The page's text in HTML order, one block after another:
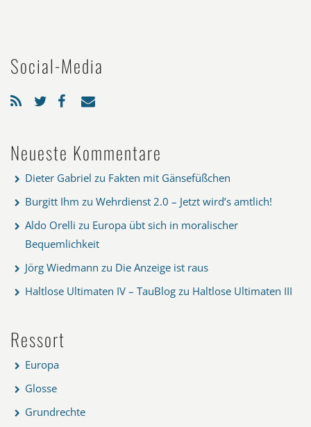
Social-Media
Neueste Kommentare
Dieter Gabriel zu Fakten mit Gänsefüßchen
Burgitt Ihm zu Wehrdienst 2.0 – Jetzt wird’s amtlich!
Aldo Orelli zu Europa übt sich in moralischer
Bequemlichkeit
Jörg Wiedmann zu Die Anzeige ist raus
Haltlose Ultimaten IV – TauBlog zu Haltlose Ultimaten III
Ressort
Europa
Glosse
Grundrechte